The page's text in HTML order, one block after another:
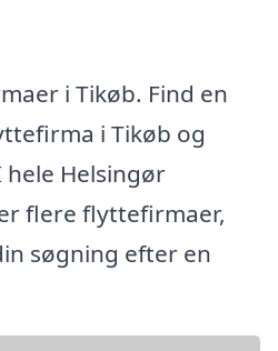
i Tikøb. Find en
i Tikøb og
Helsingør
flere flyttefirmaer,
søgning efter en